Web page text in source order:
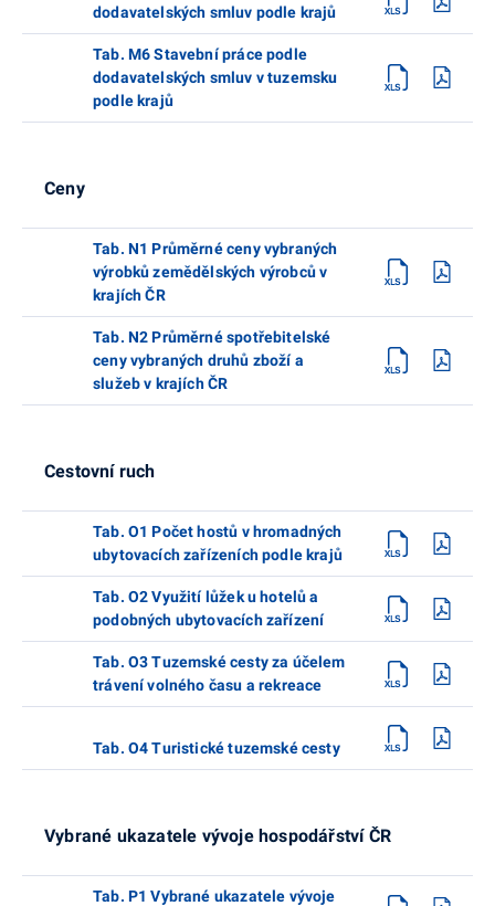
dodavatelských smluv podle krajů
Tab. M6 Stavební práce podle
dodavatelských smluv v tuzemsku
podle krajů
Ceny
Tab. N1 Průměrné ceny vybraných
výrobků zemědělských výrobců v
krajích ČR
Tab. N2 Průměrné spotřebitelské
ceny vybraných druhů zboží a
služeb v krajích ČR
Cestovní ruch
Tab. O1 Počet hostů v hromadných
ubytovacích zařízeních podle krajů
Tab. O2 Využití lůžek u hotelů a
podobných ubytovacích zařízení
Tab. O3 Tuzemské cesty za účelem
trávení volného času a rekreace
Tab. O4 Turistické tuzemské cesty
Vybrané ukazatele vývoje hospodářství ČR
Tab. P1 Vybrané ukazatele vývoje